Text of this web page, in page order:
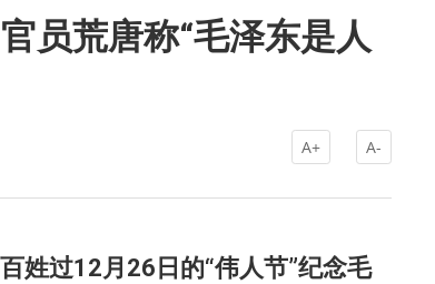
员荒唐称“毛泽东是人
A+ A-
姓过12月26日的“伟人节”纪念毛